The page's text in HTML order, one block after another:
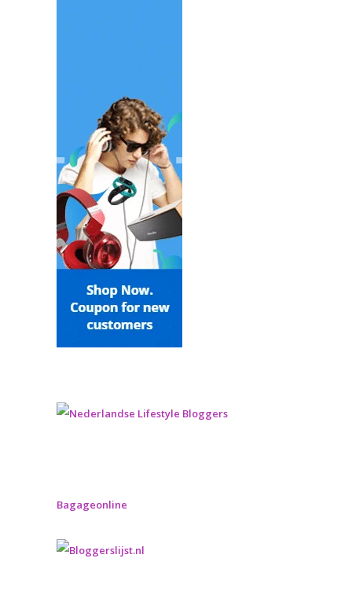
Bagageonline